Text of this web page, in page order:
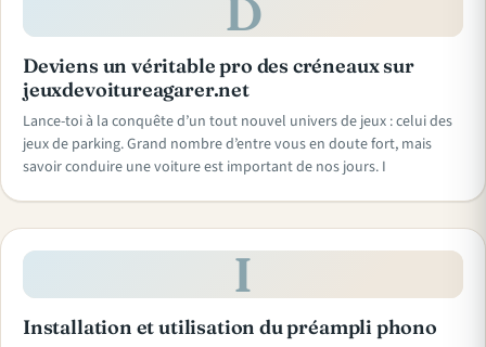
D
Deviens un véritable pro des créneaux sur
jeuxdevoitureagarer.net
Lance-toi à la conquête d’un tout nouvel univers de jeux : celui des
jeux de parking. Grand nombre d’entre vous en doute fort, mais
savoir conduire une voiture est important de nos jours. I
I
Installation et utilisation du préampli phono